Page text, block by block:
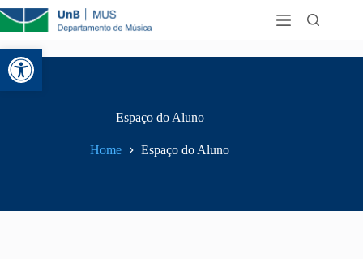
Abrir a barra de ferramentas
Espaço do Aluno
Home Espaço do Aluno